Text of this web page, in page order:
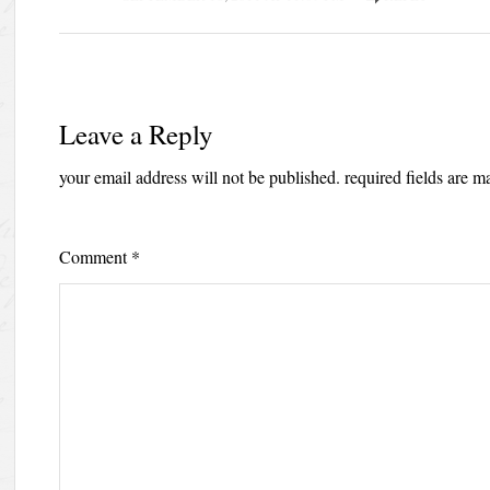
Leave a Reply
your email address will not be published. required fields are
Comment*